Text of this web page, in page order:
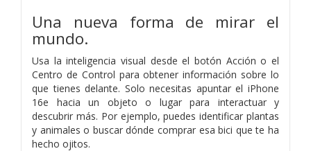
Una nueva forma de mirar el
mundo.
Usa la inteligencia visual desde el botón Acción o el
Centro de Control para obtener información sobre lo
que tienes delante. Solo necesitas apuntar el iPhone
16e hacia un objeto o lugar para interactuar y
descubrir más. Por ejemplo, puedes identificar plantas
y animales o buscar dónde comprar esa bici que te ha
hecho ojitos.